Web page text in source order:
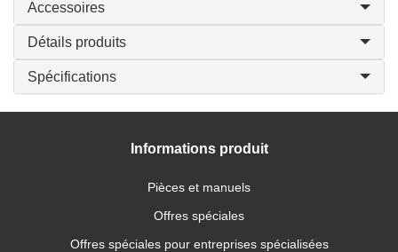
Accessoires
Détails produits
Spécifications
Informations produit
Pièces et manuels
Offres spéciales
Offres spéciales pour entreprises spécialisées